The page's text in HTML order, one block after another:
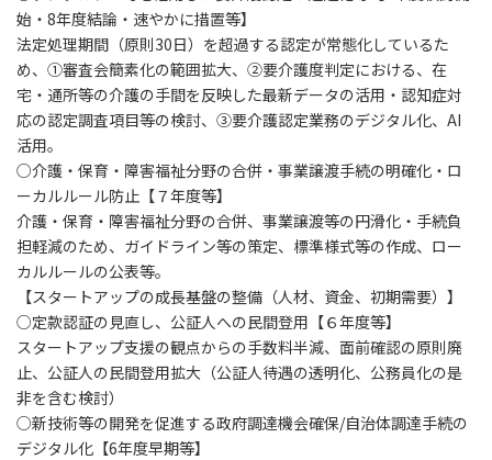
始・8年度結論・速やかに措置等】
法定処理期間（原則30日）を超過する認定が常態化しているた
め、①審査会簡素化の範囲拡大、②要介護度判定における、在
宅・通所等の介護の手間を反映した最新データの活用・認知症対
応の認定調査項目等の検討、③要介護認定業務のデジタル化、AI
活用。
○介護・保育・障害福祉分野の合併・事業譲渡手続の明確化・ロ
ーカルルール防止【７年度等】
介護・保育・障害福祉分野の合併、事業譲渡等の円滑化・手続負
担軽減のため、ガイドライン等の策定、標準様式等の作成、ロー
カルルールの公表等。
【スタートアップの成長基盤の整備（人材、資金、初期需要）】
○定款認証の見直し、公証人への民間登用【６年度等】
スタートアップ支援の観点からの手数料半減、面前確認の原則廃
止、公証人の民間登用拡大（公証人待遇の透明化、公務員化の是
非を含む検討）
○新技術等の開発を促進する政府調達機会確保/自治体調達手続の
デジタル化【6年度早期等】